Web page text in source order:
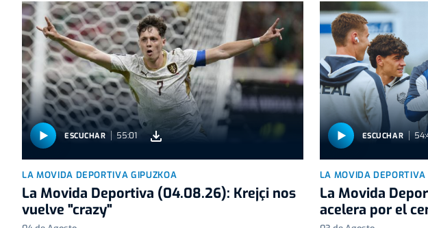
ESCUCHAR 55:01
LA MOVIDA DEPORTIVA GIPUZKOA
La Movida Deportiva (04.08.26): Krejçi nos
vuelve "crazy"
ESCUCHAR
LA MOVIDA DEPORTIVA
La Movida
acelera por el